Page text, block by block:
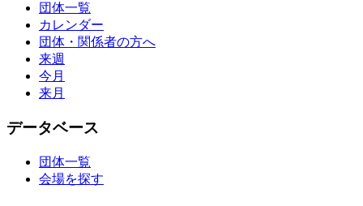
団体一覧
カレンダー
団体・関係者の方へ
来週
今月
来月
データベース
団体一覧
会場を探す